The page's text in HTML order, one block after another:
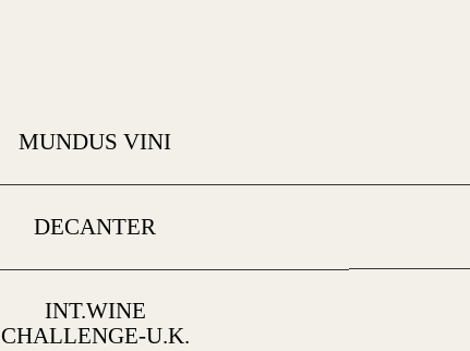
MUNDUS VINI
DECANTER
INT.WINE
CHALLENGE-U.K.